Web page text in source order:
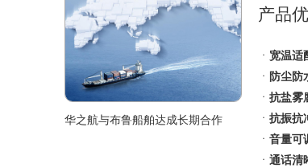
产品
ㆍ 宽温适
ㆍ 防尘防
ㆍ 抗盐雾
ㆍ 抗振抗
ㆍ 音量可
ㆍ 通话清
华之航与布鲁船舶达成长期合作